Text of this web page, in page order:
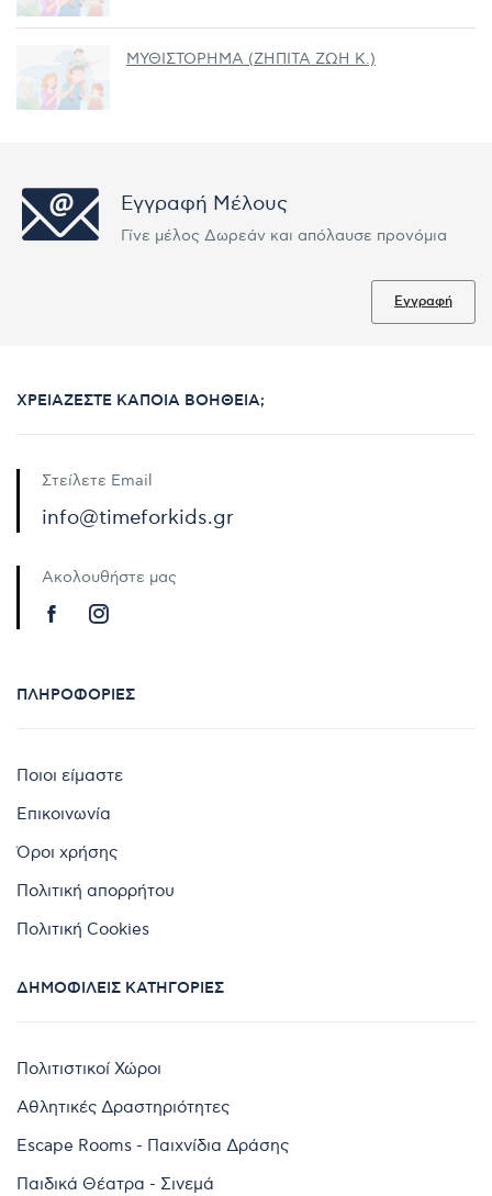
ΜΥΘΙΣΤΟΡΗΜΑ (ΖΗΠΙΤΑ ΖΩΗ K.)
Εγγραφή Μέλους
Γίνε μέλος Δωρεάν και απόλαυσε προνόμια
Εγγραφή
ΧΡΕΙΆΖΕΣΤΕ ΚΆΠΟΙΑ ΒΟΉΘΕΙΑ;
Στείλετε Email
info@timeforkids.gr
Ακολουθήστε μας
ΠΛΗΡΟΦΟΡΊΕΣ
Ποιοι είμαστε
Επικοινωνία
Όροι χρήσης
Πολιτική απορρήτου
Πολιτική Cookies
ΔΗΜΟΦΙΛΕΊΣ ΚΑΤΗΓΟΡΊΕΣ
Πολιτιστικοί Χώροι
Αθλητικές Δραστηριότητες
Escape Rooms - Παιχνίδια Δράσης
Παιδικά Θέατρα - Σινεμά